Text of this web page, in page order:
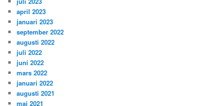
april 2023
januari 2023
september 2022
augusti 2022
juli 2022
juni 2022
mars 2022
januari 2022
augusti 2021
maj 2021